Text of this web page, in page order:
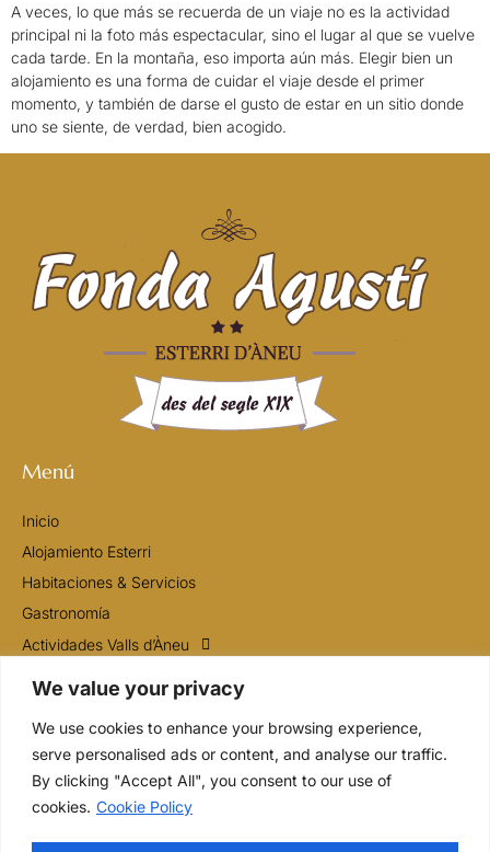
We value your privacy
We use cookies to enhance your browsing experience,
serve personalised ads or content, and analyse our traffic.
By clicking "Accept All", you consent to our use of
cookies. Cookie Policy
A veces, lo que más se recuerda de un viaje no es la actividad
principal ni la foto más espectacular, sino el lugar al que se vuelve
cada tarde. En la montaña, eso importa aún más. Elegir bien un
alojamiento es una forma de cuidar el viaje desde el primer
momento, y también de darse el gusto de estar en un sitio donde
uno se siente, de verdad, bien acogido.
Menú
Inicio
Alojamiento Esterri
Habitaciones & Servicios
Gastronomía
Actividades Valls d’Àneu
Contacto
+34 649 13 93 18